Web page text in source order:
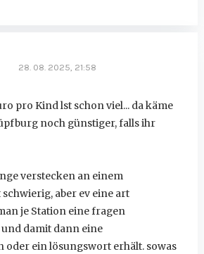
28. 08. 2025, 21:58
pro Kind lst schon viel... da käme
noch günstiger, falls ihr
verstecken an einem
aber ev eine art
je Station eine fragen
damit dann eine
oder ein lösungswort erhält. sowas